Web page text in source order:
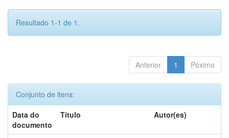
Resultado 1-1 de 1.
Anterior 1 Póximo
Conjunto de itens:
Data do
documento
Título Autor(es)